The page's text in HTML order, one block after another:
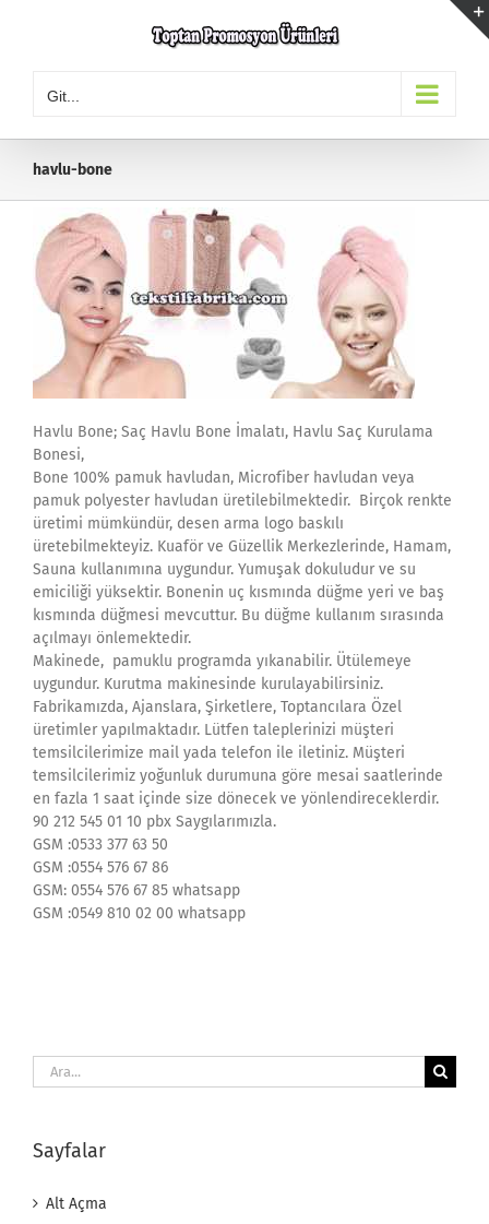
Git...
havlu-bone
Havlu Bone; Saç Havlu Bone İmalatı, Havlu Saç Kurulama
Bonesi,
Bone 100% pamuk havludan, Microfiber havludan veya
pamuk polyester havludan üretilebilmektedir. Birçok renkte
üretimi mümkündür, desen arma logo baskılı
üretebilmekteyiz. Kuaför ve Güzellik Merkezlerinde, Hamam,
Sauna kullanımına uygundur. Yumuşak dokuludur ve su
emiciliği yüksektir. Bonenin uç kısmında düğme yeri ve baş
kısmında düğmesi mevcuttur. Bu düğme kullanım sırasında
açılmayı önlemektedir.
Makinede, pamuklu programda yıkanabilir. Ütülemeye
uygundur. Kurutma makinesinde kurulayabilirsiniz.
Fabrikamızda, Ajanslara, Şirketlere, Toptancılara Özel
üretimler yapılmaktadır. Lütfen taleplerinizi müşteri
temsilcilerimize mail yada telefon ile iletiniz. Müşteri
temsilcilerimiz yoğunluk durumuna göre mesai saatlerinde
en fazla 1 saat içinde size dönecek ve yönlendireceklerdir.
90 212 545 01 10 pbx Saygılarımızla.
GSM :0533 377 63 50
GSM :0554 576 67 86
GSM: 0554 576 67 85 whatsapp
GSM :0549 810 02 00 whatsapp
Ara:
Sayfalar
Alt Açma